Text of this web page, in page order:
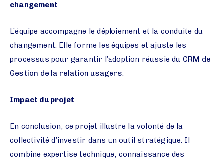
changement
L’équipe accompagne le déploiement et la conduite du
changement. Elle forme les équipes et ajuste les
processus pour garantir l’adoption réussie du CRM de
Gestion de la relation usagers.
Impact du projet
En conclusion, ce projet illustre la volonté de la
collectivité d’investir dans un outil stratégique. Il
combine expertise technique, connaissance des